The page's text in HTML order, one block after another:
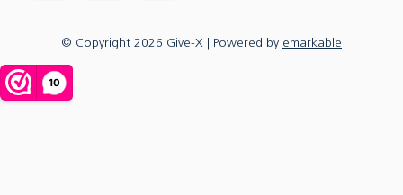
© Copyright 2026 Give-X | Powered by emarkable